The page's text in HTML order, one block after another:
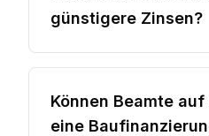
günstigere Zinsen?
Können Beamte
eine